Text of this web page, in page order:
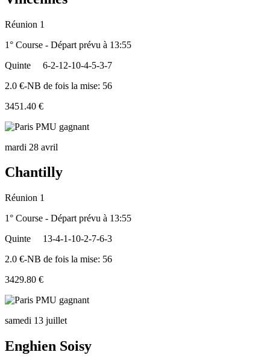
Réunion 1
1° Course - Départ prévu à 13:55
Quinte
6-2-12-10-4-5-3-7
2.0 €-NB de fois la mise: 56
3451.40 €
mardi 28 avril
Chantilly
Réunion 1
1° Course - Départ prévu à 13:55
Quinte
13-4-1-10-2-7-6-3
2.0 €-NB de fois la mise: 56
3429.80 €
samedi 13 juillet
Enghien Soisy